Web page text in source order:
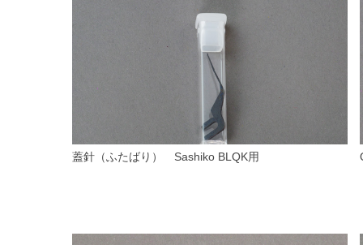
蓋針（ふたばり） Sashiko BLQK用